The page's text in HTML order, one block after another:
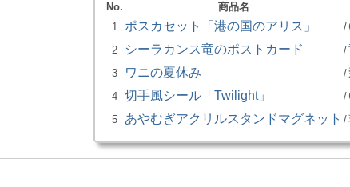
No. 商品名
1
ポスカセット「港の国のアリス」 /
2 シーラカンス竜のポストカード /
3 ワニの夏休み /
4 切手風シール「Twilight」 /
5 あやむぎアクリルスタンドマグネット /